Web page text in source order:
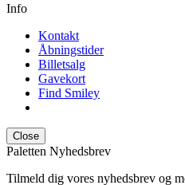
Info
Kontakt
Åbningstider
Billetsalg
Gavekort
Find Smiley
Close
Paletten Nyhedsbrev
Tilmeld dig vores nyhedsbrev og